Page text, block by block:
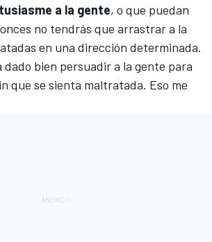
a la gente, o que puedan
no tendrás que arrastrar a la
en una dirección determinada.
dado bien persuadir a la gente para
que se sienta maltratada. Eso me